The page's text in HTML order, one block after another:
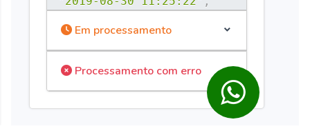
"150190003925457"
"status":
"autorizado",
//
autorizado ou cancelado
Em processamento
Processamento com erro